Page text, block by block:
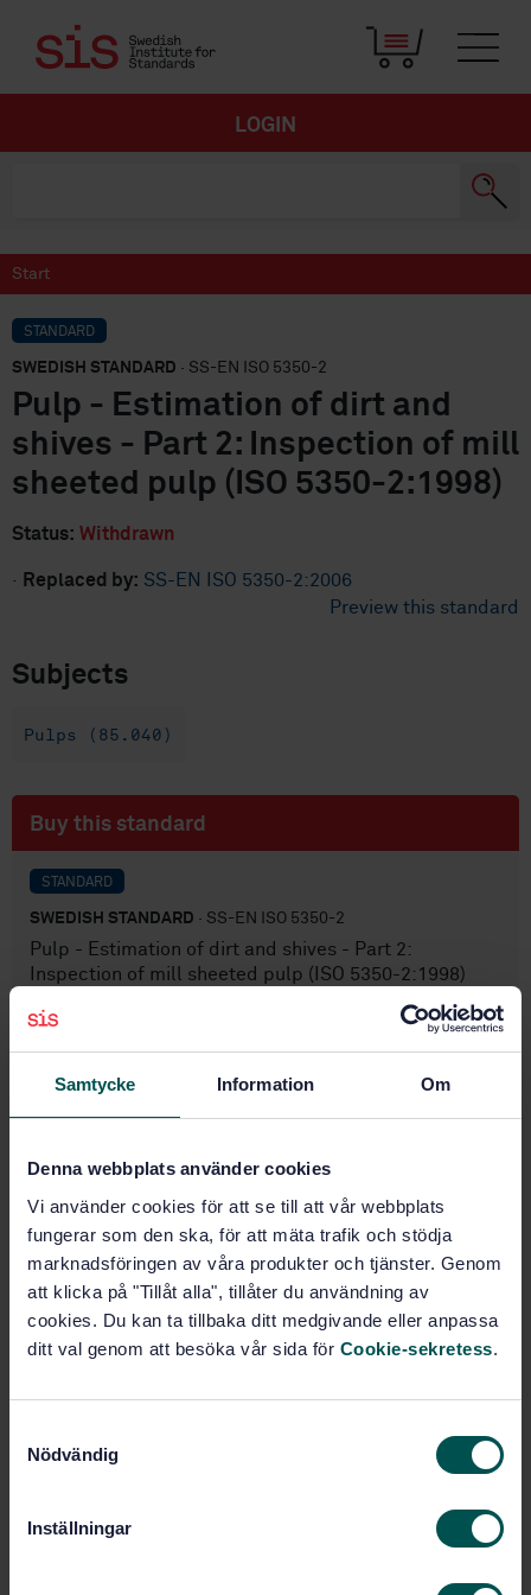
Samtycke Information Om
Denna webbplats använder cookies
Vi använder cookies för att se till att vår webbplats
fungerar som den ska, för att mäta trafik och stödja
marknadsföringen av våra produkter och tjänster. Genom
att klicka på "Tillåt alla", tillåter du användning av
cookies. Du kan ta tillbaka ditt medgivande eller anpassa
ditt val genom att besöka vår sida för Cookie-sekretess.
Nödvändig
Inställningar
LOGIN
Start
STANDARD
SWEDISH STANDARD · SS-EN ISO 5350-2
Pulp - Estimation of dirt and
shives - Part 2: Inspection of mill
sheeted pulp (ISO 5350-2:1998)
Status: Withdrawn
· Replaced by: SS-EN ISO 5350-2:2006
Preview this standard
Subjects
Pulps (85.040)
Buy this standard
STANDARD
SWEDISH STANDARD · SS-EN ISO 5350-2
Pulp - Estimation of dirt and shives - Part 2:
Inspection of mill sheeted pulp (ISO 5350-2:1998)
Subscribe on standards - Read more
Price:789 SEK
Add to cart
Show more
Product information
Language: English
Article no:
Approved:11/6/1998